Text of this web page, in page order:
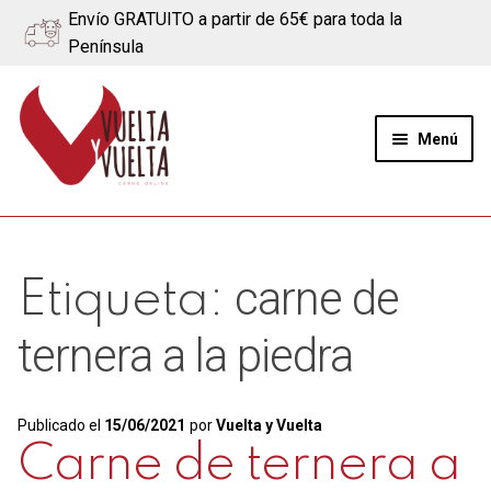
Envío GRATUITO a partir de 65€ para toda la
Península
Ir
a
navegación
Ir
al
contenido
Menú
Quiénes somos
Ternera
Blog
Etiqueta: carne de
ternera a la piedra
Publicado el 15/06/2021 porVuelta y Vuelta
Carne de ternera a